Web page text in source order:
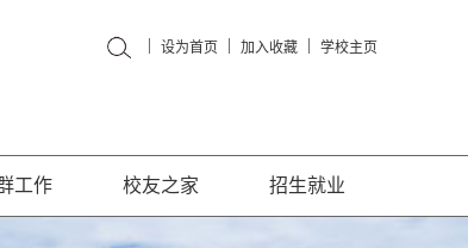
学校主页
加入收藏
设为首页
工作 校友之家 招生就业